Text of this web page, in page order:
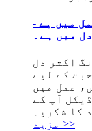
میں ہے -
میں ہے۔
اکثر دل
کے لیے
عمل میں
آپ کے
کا شکریہ
مزید >>